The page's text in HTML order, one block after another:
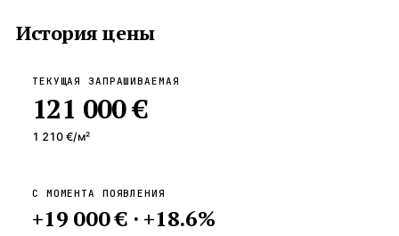
История цены
ТЕКУЩАЯ ЗАПРАШИВАЕМАЯ
121 000 €
1 210 €/м²
С МОМЕНТА ПОЯВЛЕНИЯ
+19 000 €· +18.6%